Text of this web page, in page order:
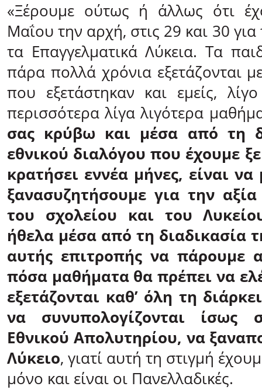
«Ξέρουμε ούτως ή άλλως ότι
Μαΐου την αρχή, στις 29 και 30 για
τα Επαγγελματικά Λύκεια. Τα
πάρα πολλά χρόνια εξετάζονται
που εξετάστηκαν και εμείς,
περισσότερα λίγα λιγότερα
σας κρύβω και μέσα από τη
εθνικού διαλόγου που έχουμε
κρατήσει εννέα μήνες, είναι
ξανασυζητήσουμε για την
του σχολείου και του
ήθελα μέσα από τη διαδικασία
αυτής επιτροπής να πάρουμε
πόσα μαθήματα θα πρέπει να
εξετάζονται καθ’ όλη τη
να συνυπολογίζονται ίσως
Εθνικού Απολυτηρίου, να
Λύκειο, γιατί αυτή τη στιγμή
μόνο και είναι οι Πανελλαδικές.